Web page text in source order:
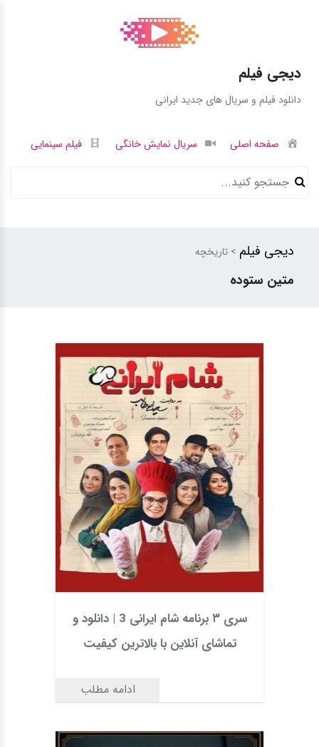
دیجی فیلم
دانلود فیلم و سریال های جدید ایرانی
صفحه اصلی سریال نمایش خانگی فیلم سینمایی
دیجی فیلم > تاریخچه
متین ستوده
سری ۳ برنامه شام ایرانی 3 | دانلود و
تماشای آنلاین با بالاترین کیفیت
ادامه مطلب